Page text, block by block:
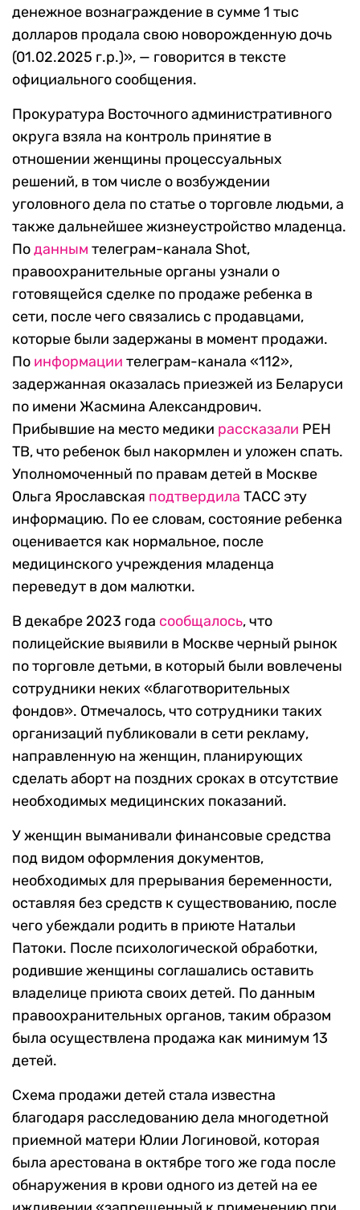
денежное вознаграждение в сумме 1 тыс
долларов продала свою новорожденную дочь
(01.02.2025 г.р.)», — говорится в тексте
официального сообщения.
Прокуратура Восточного административного
округа взяла на контроль принятие в
отношении женщины процессуальных
решений, в том числе о возбуждении
уголовного дела по статье о торговле людьми, а
также дальнейшее жизнеустройство младенца.
Поданным телеграм-канала Shot,
правоохранительные органы узнали о
готовящейся сделке по продаже ребенка в
сети, после чего связались с продавцами,
которые были задержаны в момент продажи.
По информации телеграм-канала «112»,
задержанная оказалась приезжей из Беларуси
по имени Жасмина Александрович.
Прибывшие на место медики рассказали РЕН
ТВ, что ребенок был накормлен и уложен спать.
Уполномоченный по правам детей в Москве
Ольга Ярославская подтвердила ТАСС эту
информацию. По ее словам, состояние ребенка
оценивается как нормальное, после
медицинского учреждения младенца
переведут в дом малютки.
В декабре 2023 года сообщалось, что
полицейские выявили в Москве черный рынок
по торговле детьми, в который были вовлечены
сотрудники неких «благотворительных
фондов». Отмечалось, что сотрудники таких
организаций публиковали в сети рекламу,
направленную на женщин, планирующих
сделать аборт на поздних сроках в отсутствие
необходимых медицинских показаний.
У женщин выманивали финансовые средства
под видом оформления документов,
необходимых для прерывания беременности,
оставляя без средств к существованию, после
чего убеждали родить в приюте Натальи
Патоки. После психологической обработки,
родившие женщины соглашались оставить
владелице приюта своих детей. По данным
правоохранительных органов, таким образом
была осуществлена продажа как минимум 13
детей.
Схема продажи детей стала известна
благодаря расследованию дела многодетной
приемной матери Юлии Логиновой, которая
была арестована в октябре того же года после
обнаружения в крови одного из детей на ее